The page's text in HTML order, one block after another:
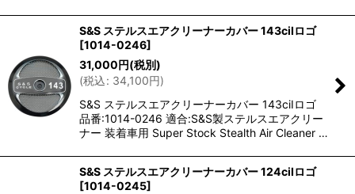
S&S ステルスエアクリーナーカバー 143ciIロゴ
[1014-0246]
31,000円(税別)
(税込: 34,100円)
S&S ステルスエアクリーナーカバー 143ciIロゴ
品番:1014-0246 適合:S&S製ステルスエアクリー
ナー 装着車用 Super Stock Stealth Air Cleaner …
S&S ステルスエアクリーナーカバー 124ciIロゴ
[1014-0245]